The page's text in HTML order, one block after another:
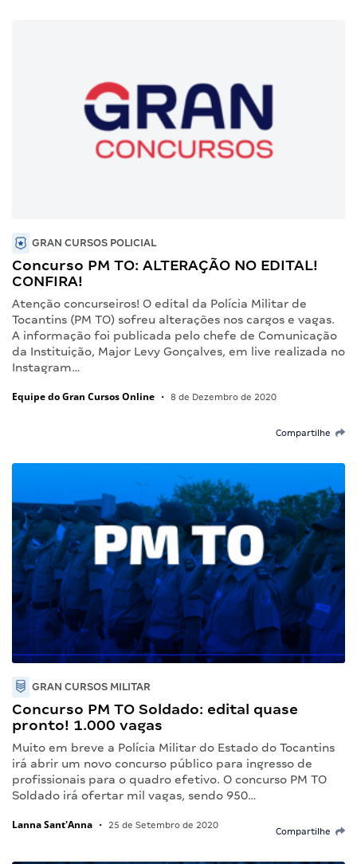
GRAN CURSOS POLICIAL
Concurso PM TO: ALTERAÇÃO NO EDITAL!
CONFIRA!
Atenção concurseiros! O edital da Polícia Militar de
Tocantins (PM TO) sofreu alterações nos cargos e vagas.
A informação foi publicada pelo chefe de Comunicação
da Instituição, Major Levy Gonçalves, em live realizada no
Instagram…
Equipe do Gran Cursos Online • 8 de Dezembro de 2020
Compartilhe
GRAN CURSOS MILITAR
Concurso PM TO Soldado: edital quase
pronto! 1.000 vagas
Muito em breve a Polícia Militar do Estado do Tocantins
irá abrir um novo concurso público para ingresso de
profissionais para o quadro efetivo. O concurso PM TO
Soldado irá ofertar mil vagas, sendo 950…
Lanna Sant'Anna • 25 de Setembro de 2020
Compartilhe